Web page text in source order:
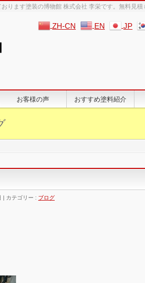
ります塗装の博物館 株式会社 李栄です。無料見積
ZH-CN EN JP
お客様の声 おすすめ塗料紹介
カテゴリー : ブログ